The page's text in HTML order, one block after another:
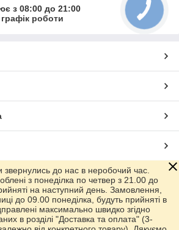
з 08:00 до 21:00
роботи
Prom.ua
до нас в неробочий час.
з понеділка по четвер з 21.00 до
на наступний день. Замовлення,
до 09.00 понеділка, будуть прийняті в
максимально швидко згідно
в розділі "Доставка та оплата" (3-